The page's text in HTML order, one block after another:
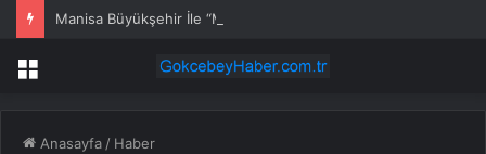
Manisa Büyükşehir İle “Mahallemde Şenlik Var”
Menü
Anasayfa / Haber